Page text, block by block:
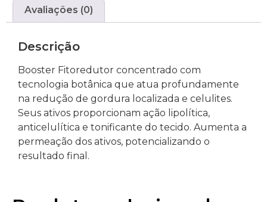
Avaliações (0)
Descrição
Booster Fitoredutor concentrado com
tecnologia botânica que atua profundamente
na redução de gordura localizada e celulites.
Seus ativos proporcionam ação lipolítica,
anticelulítica e tonificante do tecido. Aumenta a
permeação dos ativos, potencializando o
resultado final.